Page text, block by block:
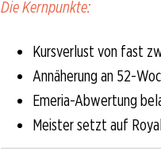
Die Kernpunkte:
Kursverlust von fast
Annäherung an 52-
Emeria-Abwertung
Meister setzt auf